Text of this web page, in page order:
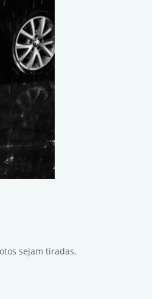
sejam tiradas,